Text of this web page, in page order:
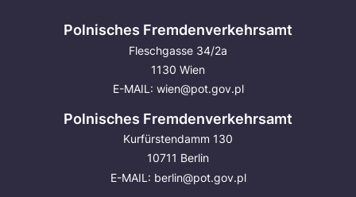
Polnisches Fremdenverkehrsamt
Fleschgasse 34/2a
1130 Wien
E-MAIL: wien@pot.gov.pl
Polnisches Fremdenverkehrsamt
Kurfürstendamm 130
10711 Berlin
E-MAIL: berlin@pot.gov.pl